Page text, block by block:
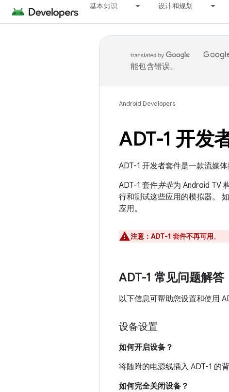
基本知识 设计和规划
能包含错误。
Android Developers
ADT-1 开发
ADT-1 开发者套件是一款流媒
ADT-1 套件并非为 Android TV
行和测试这些应用的模拟器。
应用。
注意：ADT-1 套件不再可用。
ADT-1 常见问题解答
以下信息可帮助您设置和使用
设备设置
如何开启设备？
将随附的电源线插入 ADT-1 的
如何完全关闭设备？